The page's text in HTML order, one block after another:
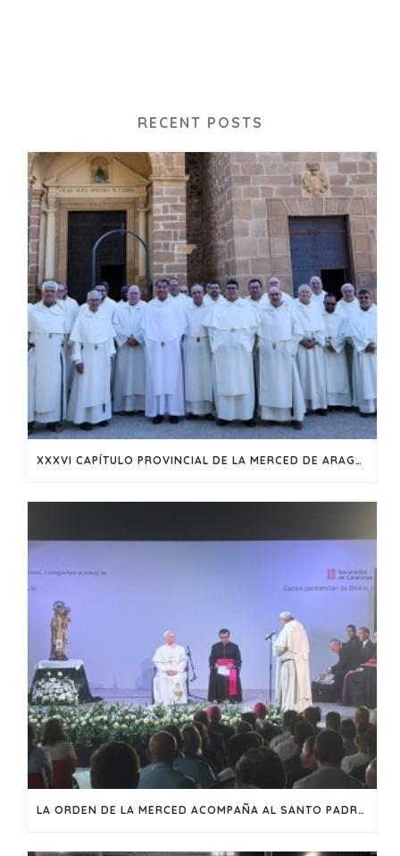
RECENT POSTS
XXXVI CAPÍTULO PROVINCIAL DE LA MERCED DE ARAGÓN
LA ORDEN DE LA MERCED ACOMPAÑA AL SANTO PADRE LEÓN XIV EN SU VISITA A CATALUNYA